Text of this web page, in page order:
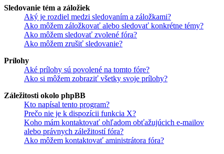
Sledovanie tém a záložiek
Aký je rozdiel medzi sledovaním a záložkami?
Ako môžem záložkovať alebo sledovať konkrétne témy?
Ako môžem sledovať zvolené fóra?
Ako môžem zrušiť sledovanie?
Prílohy
Aké prílohy sú povolené na tomto fóre?
Ako si môžem zobraziť všetky svoje prílohy?
Záležitosti okolo phpBB
Kto napísal tento program?
Prečo nie je k dispozícii funkcia X?
Koho mám kontaktovať ohľadom obťažujúcich e-mailov
alebo právnych záležitostí fóra?
Ako môžem kontaktovať aministrátora fóra?